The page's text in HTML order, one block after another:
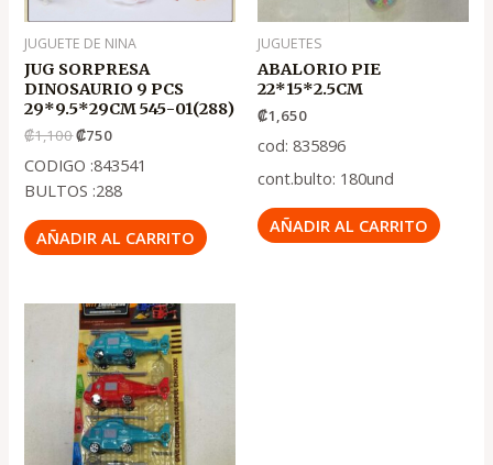
JUGUETE DE NINA
JUG SORPRESA
DINOSAURIO 9 PCS
29*9.5*29CM 545-01(288)
₡1,100₡750
CODIGO :843541
BULTOS :288
AÑADIR AL CARRITO
JUGUETES
ABALORIO PIE
22*15*2.5CM
₡1,650
cod: 835896
cont.bulto: 180und
AÑADIR AL CARRITO